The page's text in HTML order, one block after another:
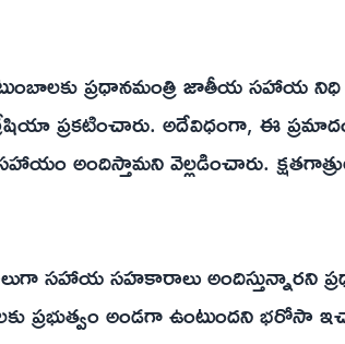
ప్రధానమంత్రి జాతీయ సహాయ నిధి
ప్రకటించారు. అదేవిధంగా, ఈ
అందిస్తామని వెల్లడించారు.
సహాయ సహకారాలు అందిస్తున్నారని
ప్రభుత్వం అండగా ఉంటుందని భరోసా